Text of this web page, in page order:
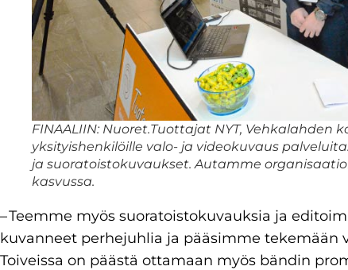
FINAALIIN: Nuoret.Tuottajat NYT, Vehkalahden
yksityishenkilöille valo- ja videokuvaus
ja suoratoistokuvaukset. Autamme
kasvussa.
– Teemme myös suoratoistokuvauksia ja
kuvanneet perhejuhlia ja pääsimme tekemään
Toiveissa on päästä ottamaan myös bändin